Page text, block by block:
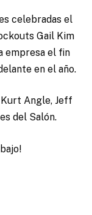
celebradas el
Gail Kim
empresa el fin
en el año.
Angle, Jeff
del Salón.